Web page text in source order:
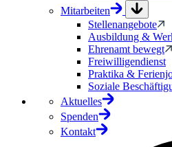
Mitarbeiten
Stellenangebote
Ausbildung &
Ehrenamt bewegt
Freiwilligendienst
Praktika &
Soziale
Aktuelles
Spenden
Kontakt